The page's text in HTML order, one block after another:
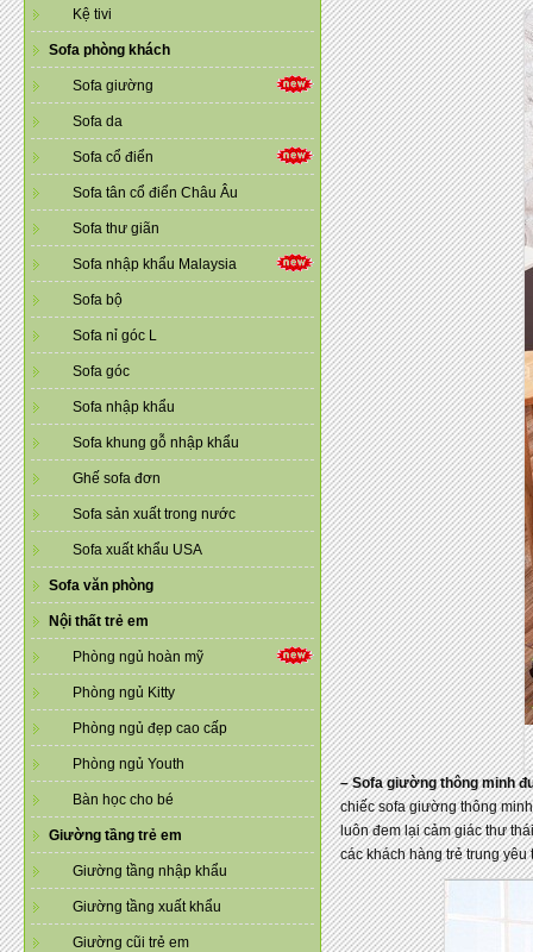
Kệ tivi
Sofa phòng khách
Sofa giường
Sofa da
Sofa cổ điển
Sofa tân cổ điển Châu Âu
Sofa thư giãn
Sofa nhập khẩu Malaysia
Sofa bộ
Sofa nỉ góc L
Sofa góc
Sofa nhập khẩu
Sofa khung gỗ nhập khẩu
Ghế sofa đơn
Sofa sản xuất trong nước
Sofa xuất khẩu USA
Sofa văn phòng
Nội thất trẻ em
Phòng ngủ hoàn mỹ
Phòng ngủ Kitty
Phòng ngủ đẹp cao cấp
Phòng ngủ Youth
Bàn học cho bé
Giường tầng trẻ em
Giường tầng nhập khẩu
Giường tầng xuất khẩu
Giường cũi trẻ em
– Sofa giường thông minh
chiếc sofa giường thông
luôn đem lại cảm giác thư
các khách hàng trẻ trung yêu